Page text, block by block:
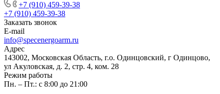
+7 (910) 459-39-38
+7 (910) 459-39-38
Заказать звонок
E-mail
info@specenergoarm.ru
Адрес
143002, Московская Область, г.о. Одинцовский, г Одинцово,
ул Акуловская, д. 2, стр. 4, ком. 28
Режим работы
Пн. – Пт.: с 8:00 до 21:00